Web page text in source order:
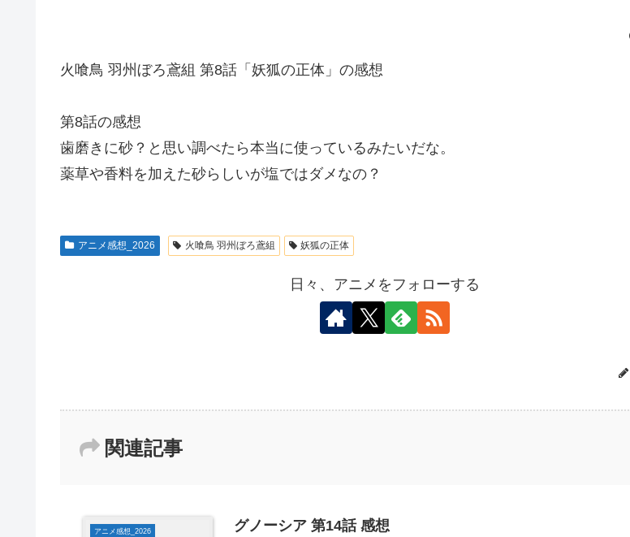
火喰鳥 羽州ぼろ鳶組 第8話「妖狐の正体」の感想
第8話の感想
歯磨きに砂？と思い調べたら本当に使っているみたいだな。
薬草や香料を加えた砂らしいが塩ではダメなの？
アニメ感想_2026 火喰鳥 羽州ぼろ鳶組 妖狐の正体
日々、アニメをフォローする
関連記事
アニメ感想_2026 グノーシア 第14話 感想